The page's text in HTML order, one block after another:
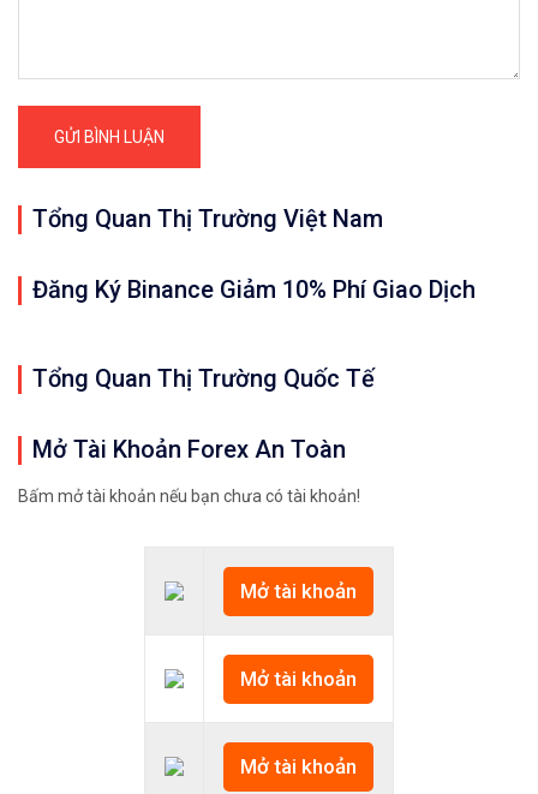
Tổng Quan Thị Trường Việt Nam
Đăng Ký Binance Giảm 10% Phí Giao Dịch
Tổng Quan Thị Trường Quốc Tế
Mở Tài Khoản Forex An Toàn
Bấm mở tài khoản nếu bạn chưa có tài khoản!
Mở tài khoản
Mở tài khoản
Mở tài khoản